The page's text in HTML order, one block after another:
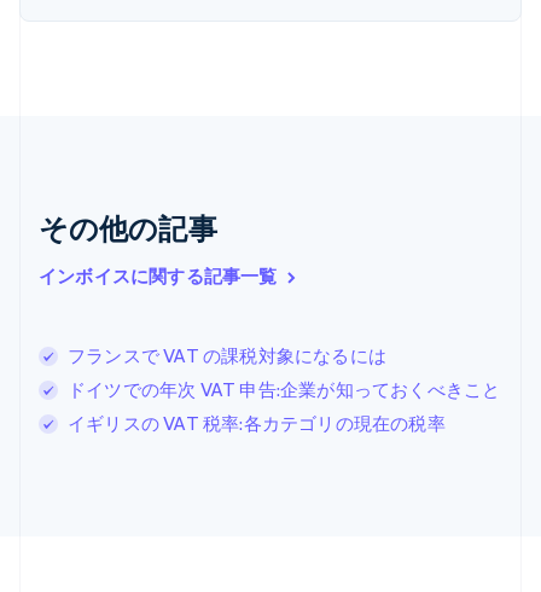
その他の記事
インボイスに関する記事一覧
フランスで VAT の課税対象になるには
ドイツでの年次 VAT 申告:企業が知っておくべきこと
イギリスの VAT 税率:各カテゴリの現在の税率
ジブラルタル
English
シンガポール
English 简体中文
スウェーデン
SvenskaEnglish
スペイン
EspañolEnglish